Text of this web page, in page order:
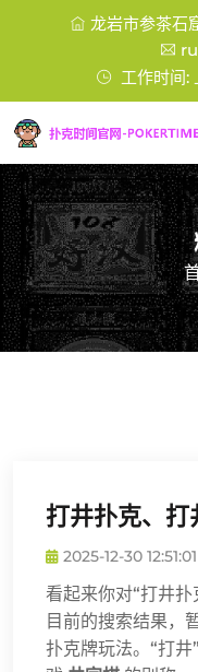
龙岩市参茶石
工作时间:
打井扑克、打
2025-12-30 12:51:01
看起来你对“打井
目前的搜索结果，
扑克牌玩法。“打